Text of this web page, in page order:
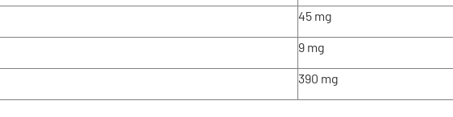
45 mg
9 mg
390 mg